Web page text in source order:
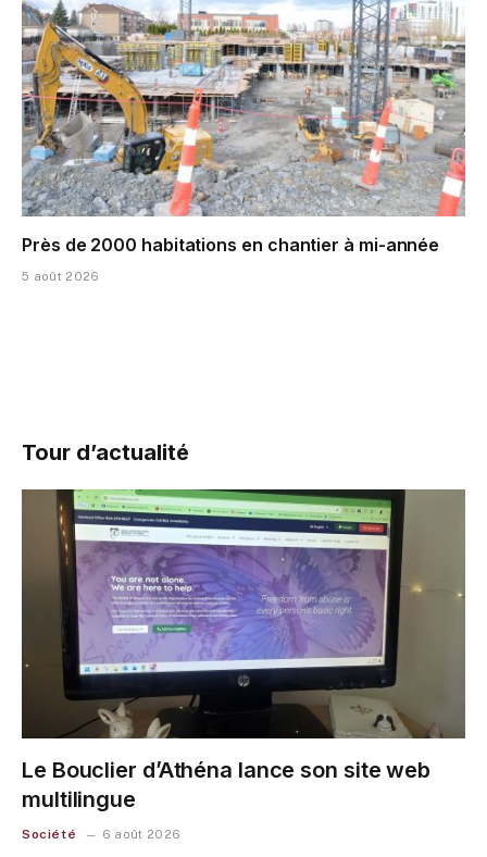
Près de 2000 habitations en chantier à mi-année
5 août 2026
Tour d’actualité
Le Bouclier d’Athéna lance son site web
multilingue
Société 6 août 2026